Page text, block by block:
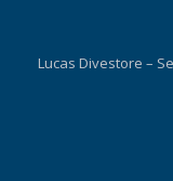
Lucas Divestore –